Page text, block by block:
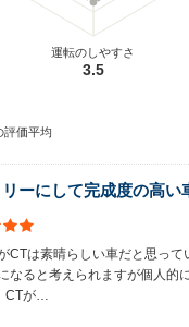
運転のしやすさ
3.5
評価平均
ーにして完成度の高い
CTは素晴らしい車だと思って
なると考えられますが個人的
CTが…